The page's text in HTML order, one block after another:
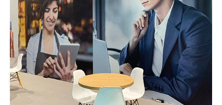
INSTAGRAM
PINTEREST
-
Lincoln 2, pis 3
08006 Barcelona
+34 629 802 397